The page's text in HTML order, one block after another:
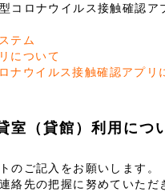
コロナウイルス接触確認
テム
について
ナウイルス接触確認アプリ
室（貸館）利用につ
のご記入をお願いします。
絡先の把握に努めていた